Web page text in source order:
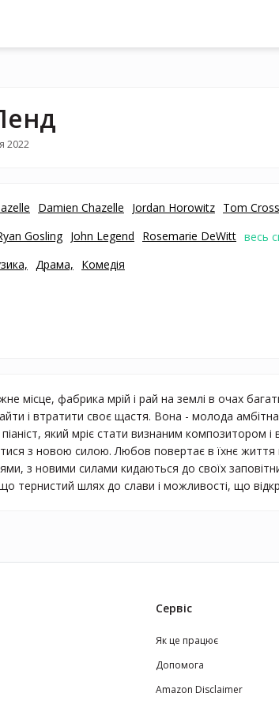
2022
Damien Chazelle Jordan Horowitz Tom Cross
Gosling John Legend Rosemarie DeWitt весь
Драма,
Комедія
місце, фабрика мрій і рай на землі в очах
і втратити своє щастя. Вона - молода
який мріє стати визнаним композитором і
з новою силою. Любов повертає в їхнє життя
з новими силами кидаються до своїх
тернистий шлях до слави і можливості, що
Сервіс
Як це працює
Допомога
Amazon Disclaimer